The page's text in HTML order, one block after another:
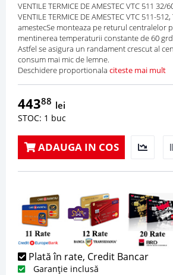
VENTILE TERMICE DE AMESTEC VTC 511
VENTILE TERMICE DE AMESTEC VTC 511-
amestecSe monteaza pe returul centralelor
mentinerea temperaturii constante de 60
Astfel se asigura un randament crescut al
consum mai mic de lemne.
Deschidere proportionala citeste mai mult
44388 lei
STOC: 1 buc
ADAUGA IN COS
Plată în rate, Credit Bancar
Garanție inclusă